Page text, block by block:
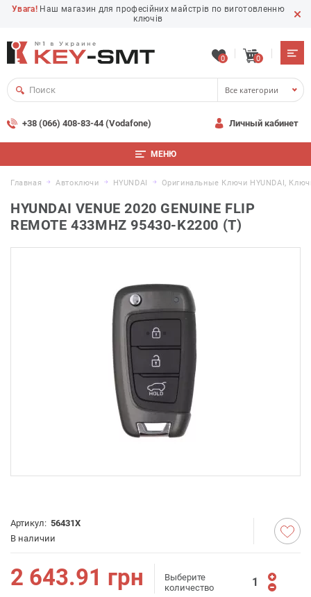
Увага! Наш магазин для професійних майстрів по виготовленню
ключів
0 0
Все категории
+38 (066) 408-83-44 (Vodafone) Личный кабинет
МЕНЮ
Главная Автоключи HYUNDAI Оригинальные Ключи HYUNDAI,
HYUNDAI VENUE 2020 GENUINE FLIP
REMOTE 433MHZ 95430-K2200 (T)
Артикул: 56431X
В наличии
2 643.91 грн
Выберите
количество